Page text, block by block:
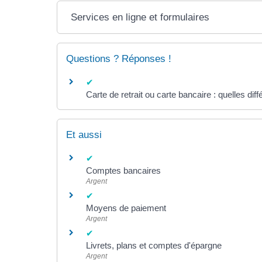
Services en ligne et formulaires
Questions ? Réponses !
Carte de retrait ou carte bancaire : quelles
Et aussi
Comptes bancaires
Argent
Moyens de paiement
Argent
Livrets, plans et comptes d'épargne
Argent